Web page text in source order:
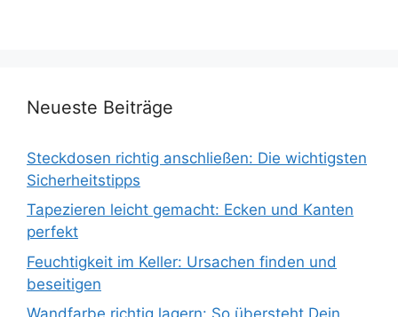
Neueste Beiträge
Steckdosen richtig anschließen: Die wichtigsten
Sicherheitstipps
Tapezieren leicht gemacht: Ecken und Kanten
perfekt
Feuchtigkeit im Keller: Ursachen finden und
beseitigen
Wandfarbe richtig lagern: So übersteht Dein